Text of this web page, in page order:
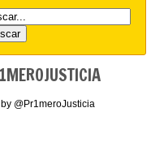
@Pr1meroJusticia